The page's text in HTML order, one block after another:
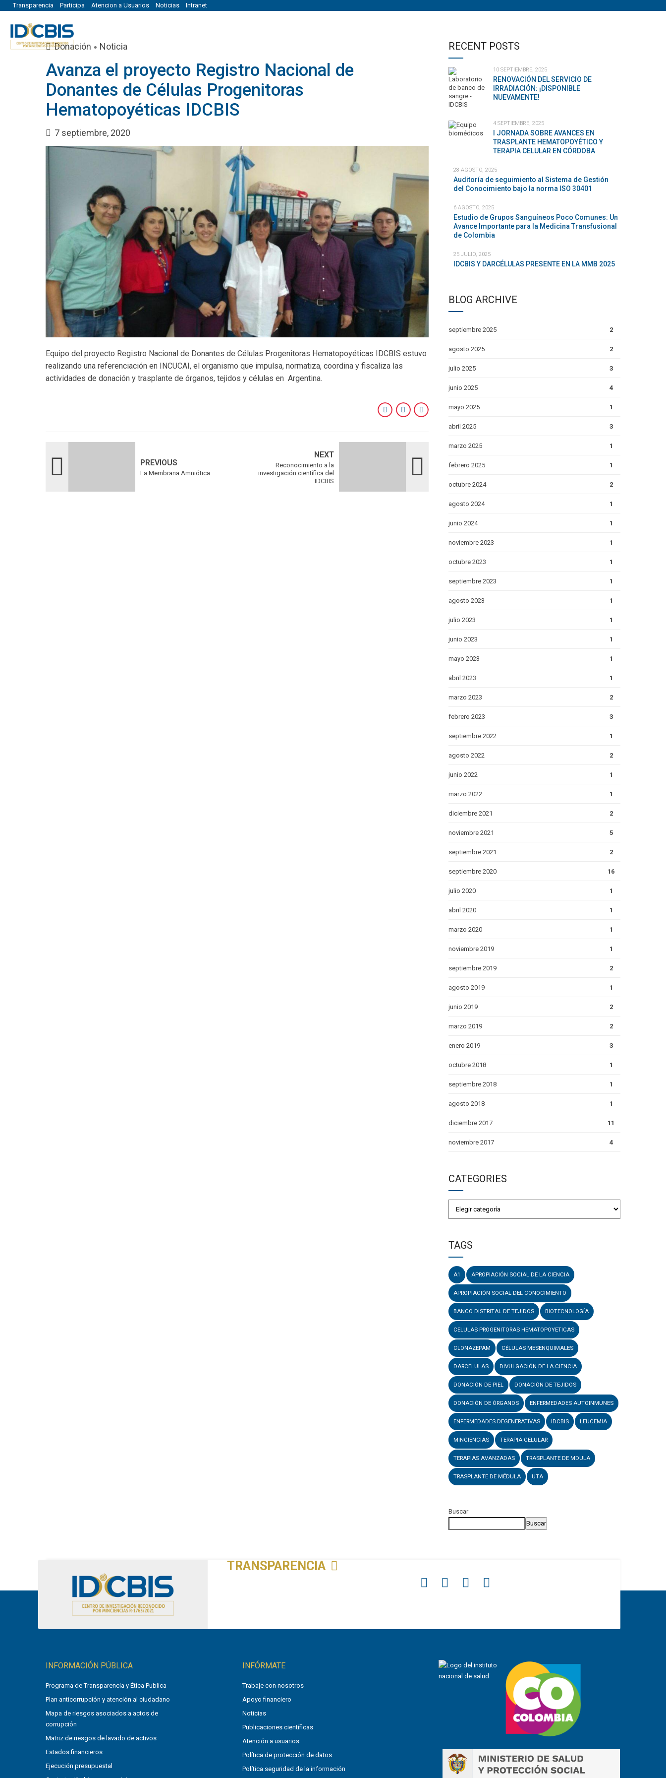
Transparencia Participa Atencion a Usuarios Noticias Intranet
Donación Noticia
Avanza el proyecto Registro Nacional de
Donantes de Células Progenitoras
Hematopoyéticas IDCBIS
7 septiembre, 2020
Equipo del proyecto Registro Nacional de Donantes de Células Progenitoras Hematopoyéticas IDCBIS estuvo
realizando una referenciación en INCUCAI, el organismo que impulsa, normatiza, coordina y fiscaliza las
actividades de donación y trasplante de órganos, tejidos y células en Argentina.
PREVIOUS
La Membrana Amniótica
NEXT
Reconocimiento a la
investigación científica del
IDCBIS
RECENT POSTS
10 SEPTIEMBRE, 2025
RENOVACIÓN DEL SERVICIO DE
IRRADIACIÓN: ¡DISPONIBLE
NUEVAMENTE!
4 SEPTIEMBRE, 2025
I JORNADA SOBRE AVANCES EN
TRASPLANTE HEMATOPOYÉTICO Y
TERAPIA CELULAR EN CÓRDOBA
28 AGOSTO, 2025
Auditoría de seguimiento al Sistema de Gestión
del Conocimiento bajo la norma ISO 30401
6 AGOSTO, 2025
Estudio de Grupos Sanguíneos Poco Comunes: Un
Avance Importante para la Medicina Transfusional
de Colombia
25 JULIO, 2025
IDCBIS Y DARCÉLULAS PRESENTE EN LA MMB 2025
BLOG ARCHIVE
septiembre 2025 2
agosto 2025 2
julio 2025 3
junio 2025 4
mayo 2025 1
abril 2025 3
marzo 2025 1
febrero 2025 1
octubre 2024 2
agosto 2024 1
junio 2024 1
noviembre 2023 1
octubre 2023 1
septiembre 2023 1
agosto 2023 1
julio 2023 1
junio 2023 1
mayo 2023 1
abril 2023 1
marzo 2023 2
febrero 2023 3
septiembre 2022 1
agosto 2022 2
junio 2022 1
marzo 2022 1
diciembre 2021 2
noviembre 2021 5
septiembre 2021 2
septiembre 2020 16
julio 2020 1
abril 2020 1
marzo 2020 1
noviembre 2019 1
septiembre 2019 2
agosto 2019 1
junio 2019 2
marzo 2019 2
enero 2019 3
octubre 2018 1
septiembre 2018 1
agosto 2018 1
diciembre 2017 11
noviembre 2017 4
CATEGORIES
TAGS
A1 APROPIACIÓN SOCIAL DE LA CIENCIA
APROPIACIÓN SOCIAL DEL CONOCIMIENTO
BANCO DISTRITAL DE TEJIDOS BIOTECNOLOGÍA
CELULAS PROGENITORAS HEMATOPOYETICAS
CLONAZEPAM CÉLULAS MESENQUIMALES
DARCELULAS DIVULGACIÓN DE LA CIENCIA
DONACIÓN DE PIEL DONACIÓN DE TEJIDOS
DONACIÓN DE ÓRGANOS ENFERMEDADES AUTOINMUNES
ENFERMEDADES DEGENERATIVAS IDCBIS LEUCEMIA
MINCIENCIAS TERAPIA CELULAR
TERAPIAS AVANZADAS TRASPLANTE DE MDULA
TRASPLANTE DE MÉDULA UTA
Buscar
Buscar
TRANSPARENCIA
INFORMACIÓN PÚBLICA
Programa de Transparencia y Ética Publica
Plan anticorrupción y atención al ciudadano
Mapa de riesgos asociados a actos de
corrupción
Matriz de riesgos de lavado de activos
Estados financieros
Ejecución presupuestal
INFÓRMATE
Trabaje con nosotros
Apoyo financiero
Noticias
Publicaciones científicas
Atención a usuarios
Política de protección de datos
Política seguridad de la información